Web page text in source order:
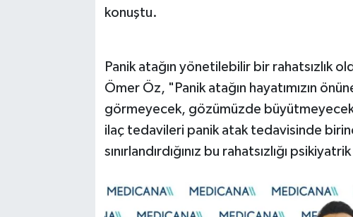
konuştu.
Panik atağın yönetilebilir bir rahatsızlık
Ömer Öz, "Panik atağın hayatımızın
görmeyecek, gözümüzde
ilaç tedavileri panik atak tedavisinde
sınırlandırdığınız bu rahatsızlığı